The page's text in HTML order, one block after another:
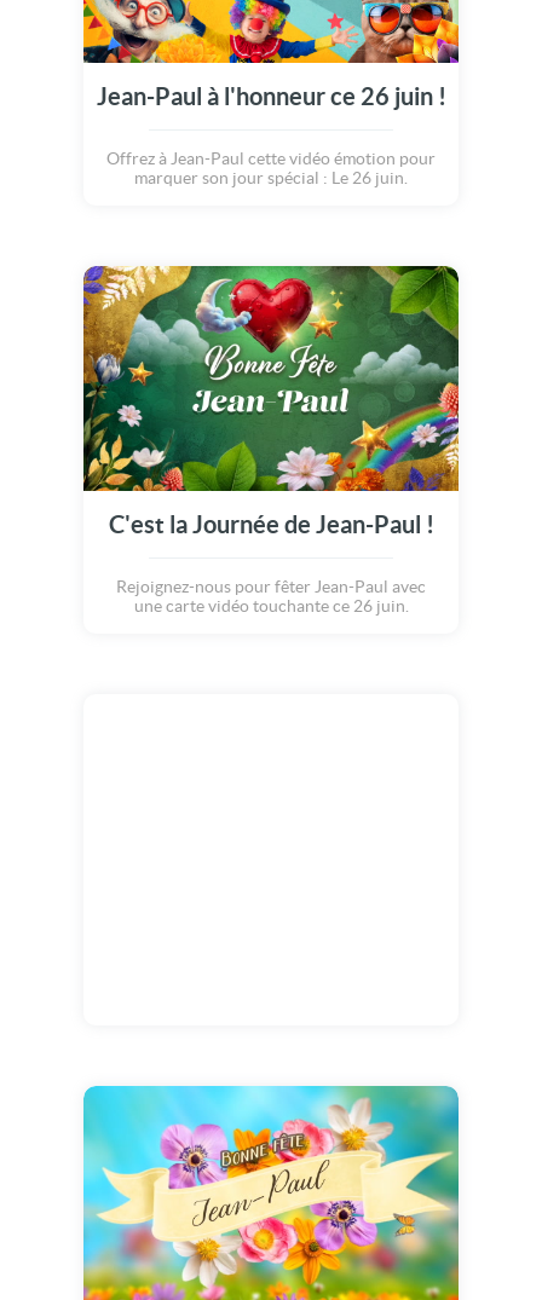
Jean-Paul à l'honneur ce 26 juin !
Offrez à Jean-Paul cette vidéo émotion pour
marquer son jour spécial : Le 26 juin.
C'est la Journée de Jean-Paul !
Rejoignez-nous pour fêter Jean-Paul avec
une carte vidéo touchante ce 26 juin.